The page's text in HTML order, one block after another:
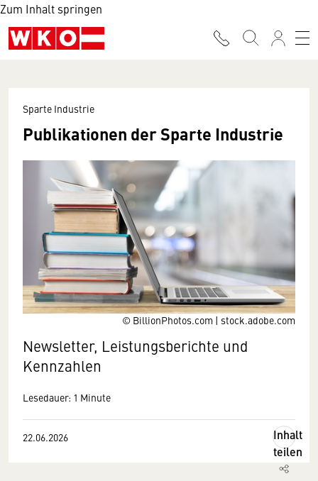
Zum Inhalt springen
© BillionPhotos.com | stock.adobe.com
Sparte Industrie
Publikationen der Sparte Industrie
Newsletter, Leistungsberichte und
Kennzahlen
Lesedauer: 1 Minute
22.06.2026
Inhalt
teilen